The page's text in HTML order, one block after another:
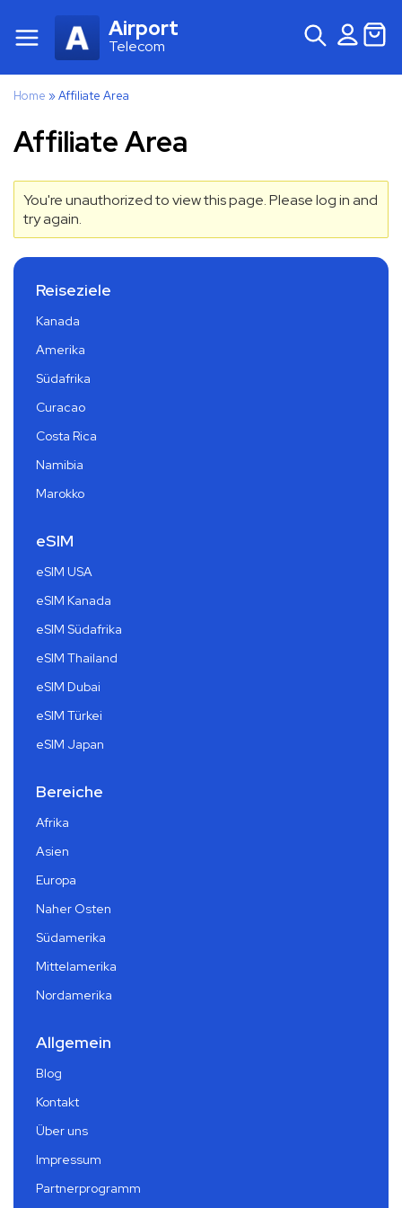
Airport
Telecom
Home »Affiliate Area
Affiliate Area
You're unauthorized to view this page. Please log in and
try again.
Reiseziele
Kanada
Amerika
Südafrika
Curacao
Costa Rica
Namibia
Marokko
eSIM
eSIM USA
eSIM Kanada
eSIM Südafrika
eSIM Thailand
eSIM Dubai
eSIM Türkei
eSIM Japan
Bereiche
Afrika
Asien
Europa
Naher Osten
Südamerika
Mittelamerika
Nordamerika
Allgemein
Blog
Kontakt
Über uns
Impressum
Partnerprogramm